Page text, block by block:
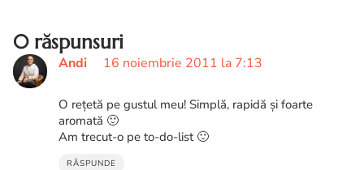
0 răspunsuri
Andi 16 noiembrie 2011 la 7:13
O rețetă pe gustul meu! Simplă, rapidă și foarte
aromată 🙂
Am trecut-o pe to-do-list 🙂
RĂSPUNDE